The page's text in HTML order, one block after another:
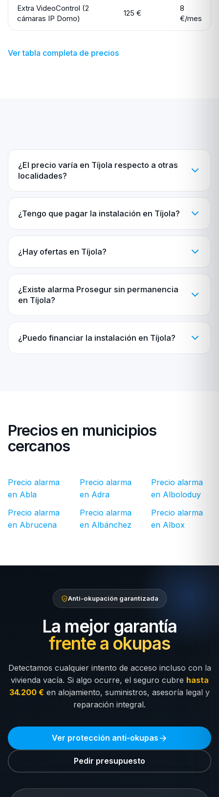
Extra VideoControl (2
cámaras IP Domo)
125 €
8
€/mes
Ver tabla completa de precios
¿El precio varía en Tíjola respecto a otras
localidades?
¿Tengo que pagar la instalación en Tíjola?
¿Hay ofertas en Tíjola?
¿Existe alarma Prosegur sin permanencia
en Tíjola?
¿Puedo financiar la instalación en Tíjola?
Precios en municipios
cercanos
Precio alarma
en Abla
Precio alarma
en Abrucena
Precio alarma
en Adra
Precio alarma
en Albánchez
Precio alarma
en Alboloduy
Precio alarma
en Albox
Anti-okupación garantizada
La mejor garantía
frente a okupas
Detectamos cualquier intento de acceso incluso con la
vivienda vacía. Si algo ocurre, el seguro cubre hasta
34.200 € en alojamiento, suministros, asesoría legal y
reparación integral.
Ver protección anti-okupas
Pedir presupuesto